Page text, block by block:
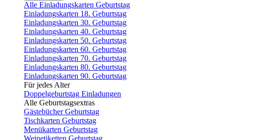
Alle Einladungskarten Geburtstag
Einladungskarten 18. Geburtstag
Einladungskarten 30. Geburtstag
Einladungskarten 40. Geburtstag
Einladungskarten 50. Geburtstag
Einladungskarten 60. Geburtstag
Einladungskarten 70. Geburtstag
Einladungskarten 80. Geburtstag
Einladungskarten 90. Geburtstag
Für jedes Alter
Doppelgeburtstag Einladungen
Alle Geburtstagsextras
Gästebücher Geburtstag
Tischkarten Geburtstag
Menükarten Geburtstag
Weinetiketten Geburtstag